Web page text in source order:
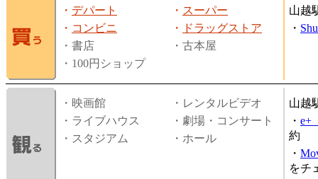
・ デパート ・ スーパー
・ コンビニ ・
ドラッグストア
・書店
・古本屋
・100円ショップ
山越
・
・映画館
・レンタルビデオ
・ライブハウス
・劇場・コンサート
・スタジアム
・ホール
山越
・ e+
約
・
をチ